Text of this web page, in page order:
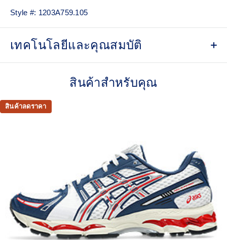
Style #: 1203A759.105
เทคโนโลยีและคุณสมบัติ
Inspired by the GEL-KAYANO™ 12 running shoe from
Breathable mesh underlays
Helps create a smooth feel underfoot
Rearfoot and forefoot GEL™ technology
Improves impact absorption
Dope dyed recycled sockliner mesh
สินค้าสำหรับคุณ
สินค้าลดราคา